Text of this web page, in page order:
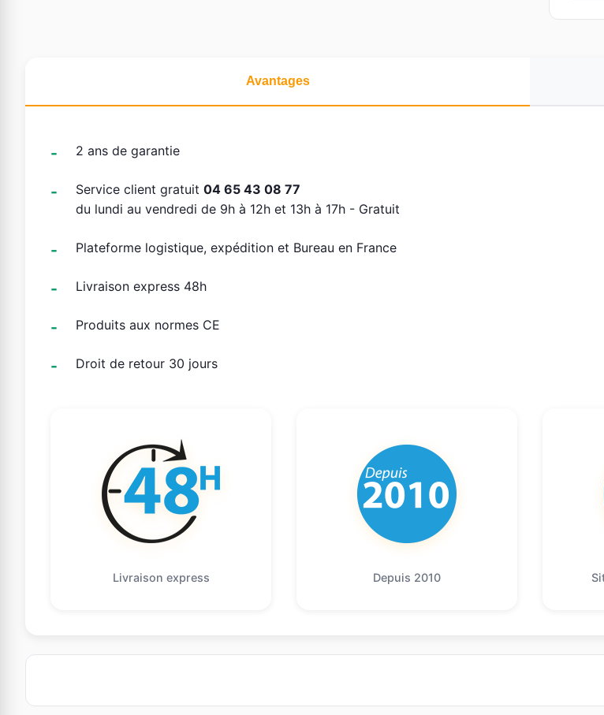
Avantages
2 ans de garantie
Service client gratuit 04 65 43 08 77
du lundi au vendredi de 9h à 12h et 13h à 17h - Gratuit
Plateforme logistique, expédition et Bureau en France
Livraison express 48h
Produits aux normes CE
Droit de retour 30 jours
Livraison express Depuis 2010